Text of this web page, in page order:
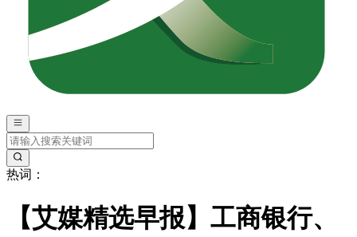
热词：
【艾媒精选早报】工商银行、